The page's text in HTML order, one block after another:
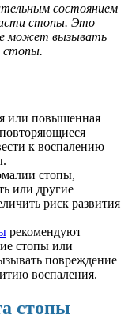
состоянием
стопы. Это
может вызывать
стопы.
или повышенная
к воспалению
стопы,
или другие
риск развития
рекомендуют
стопы или
повреждение
воспаления.
стопы